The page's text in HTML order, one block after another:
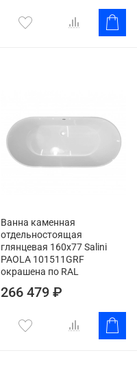
Ванна каменная
отдельностоящая
глянцевая 160х77 Salini
PAOLA 101511GRF
окрашена по RAL
266 479 ₽